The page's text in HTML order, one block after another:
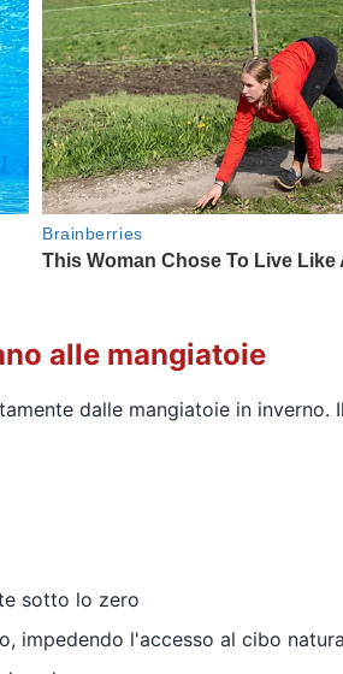
alle mangiatoie
dalle mangiatoie in
sotto lo zero
impedendo l'accesso al cibo